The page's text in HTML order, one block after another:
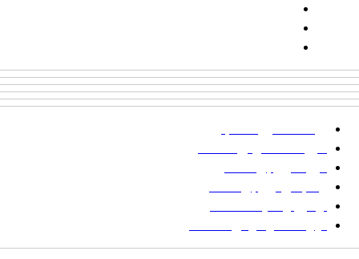
شماره همراه: ۰۹۳۹۳۸۵۵۵۴۴
پیامک: ۱۰۰۰۹۵۴۶۸۹۲۳۱۵
ایمیل:
پرداخت صورتحساب
شیوه‌نامه نگارش مقالات
فرایند ارزیابی مقاله
زمانبندی ارزیابی مقاله
توضیح وضعیت مقالات
فهرست موضوعی مقاله‌ها